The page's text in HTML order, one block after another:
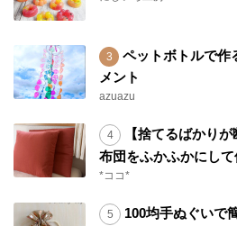
ペットボトルで作
メント
azuazu
【捨てるばかり
布団をふかふかにして
*ココ*
100均手ぬぐいで